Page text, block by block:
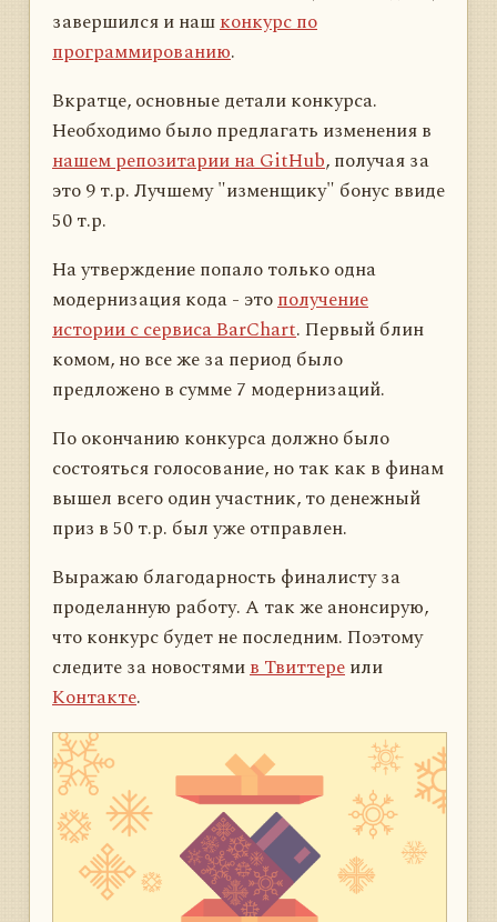
завершился и нашконкурс по
программированию.
Вкратце, основные детали конкурса.
Необходимо было предлагать изменения в
нашем репозитарии на GitHub, получая за
это 9 т.р. Лучшему "изменщику" бонус ввиде
50 т.р.
На утверждение попало только одна
модернизация кода - этополучение
истории с сервиса BarChart. Первый блин
комом, но все же за период было
предложено в сумме 7 модернизаций.
По окончанию конкурса должно было
состояться голосование, но так как в финам
вышел всего один участник, то денежный
приз в 50 т.р. был уже отправлен.
Выражаю благодарность финалисту за
проделанную работу. А так же анонсирую,
что конкурс будет не последним. Поэтому
следите за новостямив Твиттереили
Контакте.